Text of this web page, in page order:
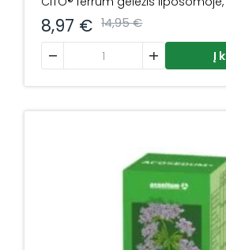
14,95€
8,97 €
produkto kiekis: CITO® ferrum Į